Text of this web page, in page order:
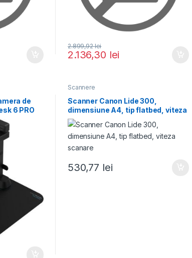
2.136,30 lei
2.899,92lei
de
6 PRO
Scannere
Scanner Canon Lide 300,
dimensiune A4, tip flatbed, viteza
scanare
530,77 lei